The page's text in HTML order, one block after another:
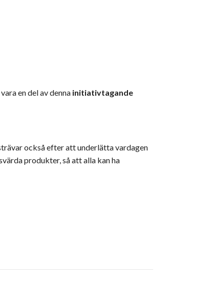
en del av denna initiativtagande
också efter att underlätta vardagen
produkter, så att alla kan ha